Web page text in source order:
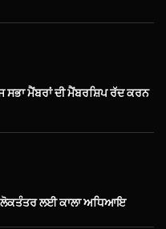
ਸਭਾ ਮੈਂਬਰਾਂ ਦੀ ਮੈਂਬਰਸ਼ਿਪ ਰੱਦ ਕਰਨ
ਲੋਕਤੰਤਰ ਲਈ ਕਾਲਾ ਅਧਿਆਇ